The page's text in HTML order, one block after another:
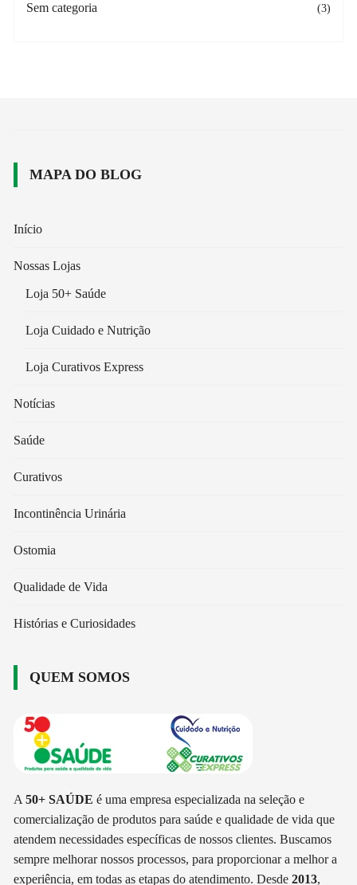
Sem categoria (3)
MAPA DO BLOG
Início
Nossas Lojas
Loja 50+ Saúde
Loja Cuidado e Nutrição
Loja Curativos Express
Notícias
Saúde
Curativos
Incontinência Urinária
Ostomia
Qualidade de Vida
Histórias e Curiosidades
QUEM SOMOS
A50+ SAÚDE é uma empresa especializada na seleção e
comercialização de produtos para saúde e qualidade de vida que
atendem necessidades específicas de nossos clientes. Buscamos
sempre melhorar nossos processos, para proporcionar a melhor a
experiência, em todas as etapas do atendimento. Desde2013,